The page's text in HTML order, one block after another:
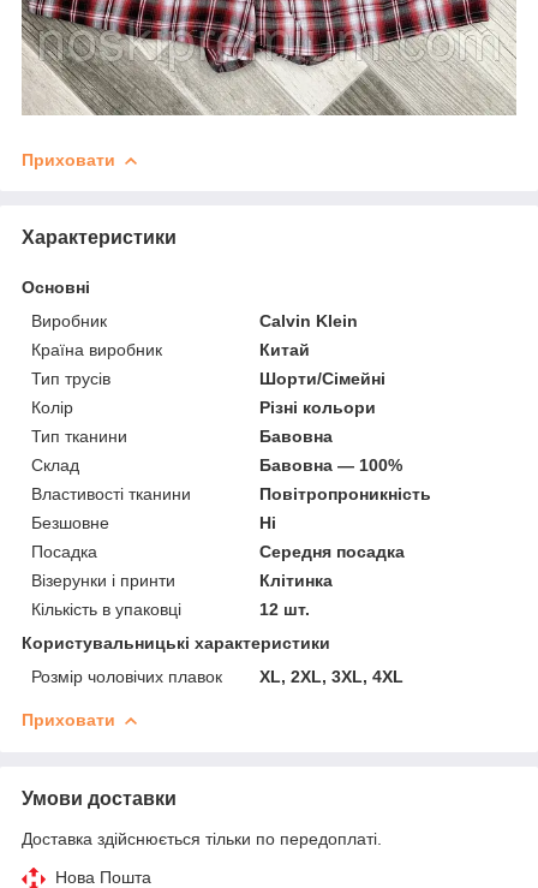
Приховати
Характеристики
Основні
Виробник
Calvin Klein
Країна виробник
Китай
Тип трусів
Шорти/Сімейні
Колір
Різні кольори
Тип тканини
Бавовна
Склад
Бавовна — 100%
Властивості тканини
Повітропроникність
Безшовне
Ні
Посадка
Середня посадка
Візерунки і принти
Клітинка
Кількість в упаковці
12 шт.
Користувальницькі характеристики
Розмір чоловічих плавок
XL, 2XL, 3XL, 4XL
Приховати
Умови доставки
Доставка здійснюється тільки по передоплаті.
Нова Пошта